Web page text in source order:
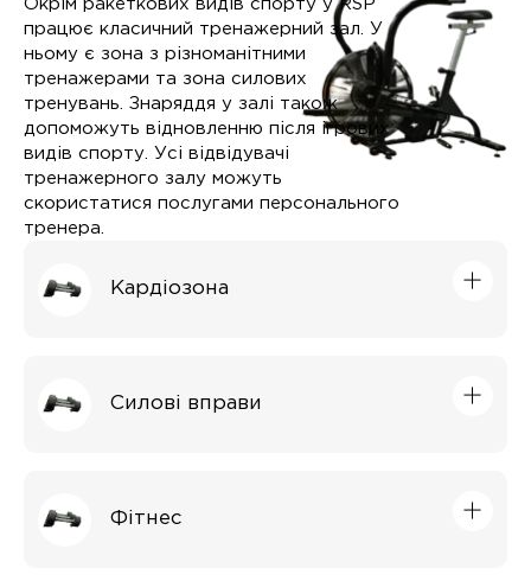
Окрім ракеткових видів спорту у RSP
працює класичний тренажерний зал. У
ньому є зона з різноманітними
тренажерами та зона силових
тренувань. Знаряддя у залі також
допоможуть відновленню після ігрових
видів спорту. Усі відвідувачі
тренажерного залу можуть
скористатися послугами персонального
тренера.
Кардіозона
Силові вправи
Фітнес